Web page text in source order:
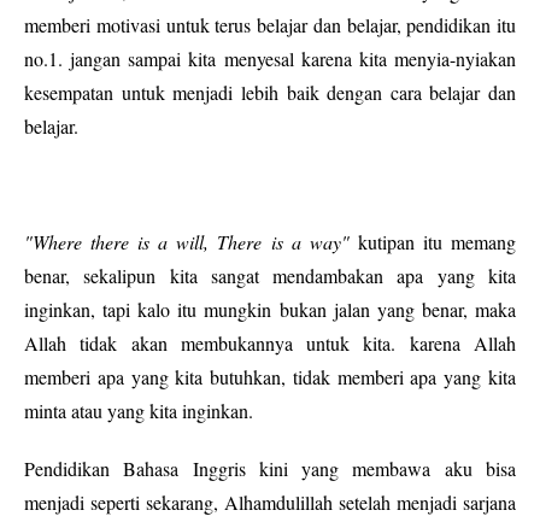
memberi motivasi untuk terus belajar dan belajar, pendidikan itu
no.1. jangan sampai kita menyesal karena kita menyia-nyiakan
kesempatan untuk menjadi lebih baik dengan cara belajar dan
belajar.
"Where there is a will, There is a way"kutipan itu memang
benar, sekalipun kita sangat mendambakan apa yang kita
inginkan, tapi kalo itu mungkin bukan jalan yang benar, maka
Allah tidak akan membukannya untuk kita. karena Allah
memberi apa yang kita butuhkan, tidak memberi apa yang kita
minta atau yang kita inginkan.
Pendidikan Bahasa Inggris kini yang membawa aku bisa
menjadi seperti sekarang, Alhamdulillah setelah menjadi sarjana